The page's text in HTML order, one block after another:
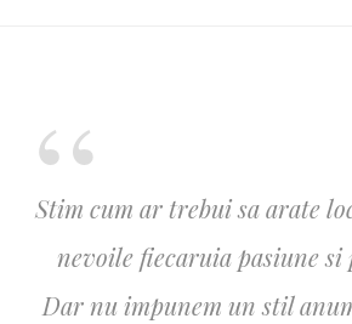
Stim cum ar trebui sa arate
nevoile fiecaruia pasiune
Dar nu impunem un stil